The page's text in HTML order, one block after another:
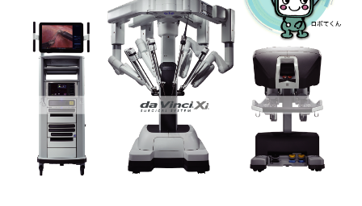
厚生労働大臣が定める掲示事項
施設認定
数字で見る
東部病院のいま
臨床研究に関する情報公開について（オプトアウト）
研究・業績
入院・面会について
入院が決まったら
入院中の過ごし方
入院のお会計について
ご面会について
医療連携センター長ごあいさつ
医療連携センターのご案内
医療機関様からのよくあるご質問
連携登録医制度
連携登録医療機関一覧
採用情報
病院ボランティア募集
ご寄付のお願い
臨床研究センターのご紹介